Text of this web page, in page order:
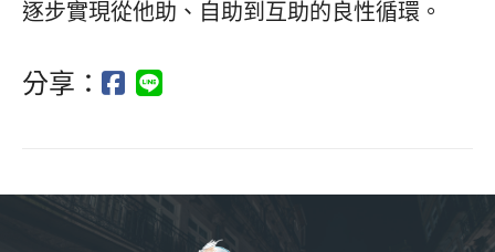
逐步實現從他助、自助到互助的良性循環。
分享：